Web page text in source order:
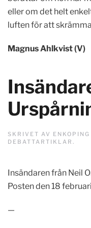
eller om det helt
luften för att
Magnus Ahlkvist (V)
SKRIVET AV ENKOPING
DEBATTARTIKLAR .
Insändaren från Neil
Posten den 18
—